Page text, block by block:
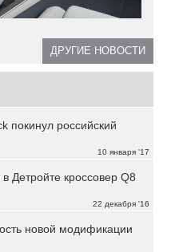
ДРУГИЕ НОВОСТИ
10 января '17
покинул российский
22 декабря '16
Детройте кроссовер Q8
новой модификации